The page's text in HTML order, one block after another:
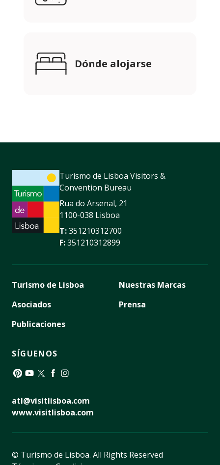
Dónde alojarse
Turismo de Lisboa Visitors &
Convention Bureau
Rua do Arsenal, 21
1100-038 Lisboa
T:351210312700
F:351210312899
Turismo de Lisboa
Asociados
Publicaciones
Nuestras Marcas
Prensa
SÍGUENOS
atl@visitlisboa.com
www.visitlisboa.com
© Turismo de Lisboa. All Rights Reserved